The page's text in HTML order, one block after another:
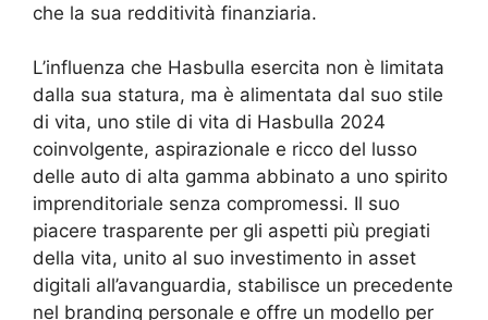
che la sua redditività finanziaria.
L’influenza che Hasbulla esercita non è limitata
dalla sua statura, ma è alimentata dal suo stile
di vita, uno stile di vita di Hasbulla 2024
coinvolgente, aspirazionale e ricco del lusso
delle auto di alta gamma abbinato a uno spirito
imprenditoriale senza compromessi. Il suo
piacere trasparente per gli aspetti più pregiati
della vita, unito al suo investimento in asset
digitali all’avanguardia, stabilisce un precedente
nel branding personale e offre un modello per